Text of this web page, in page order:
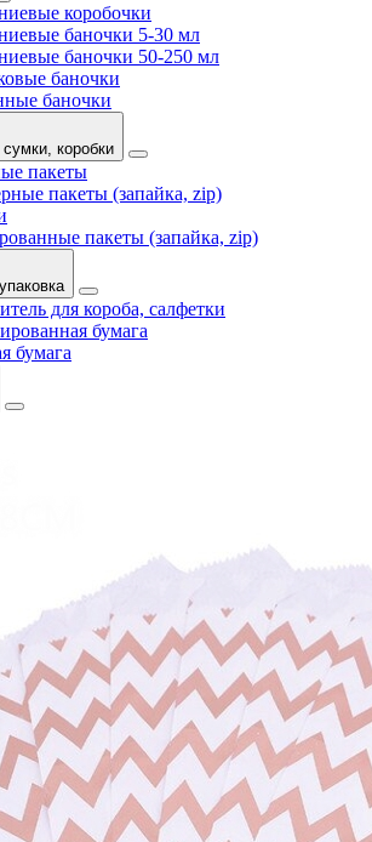
коробочки
баночки 5-30 мл
баночки 50-250 мл
баночки
баночки
коробки
пакеты
пакеты (запайка, zip)
пакеты (запайка, zip)
для короба, салфетки
бумага
бумага